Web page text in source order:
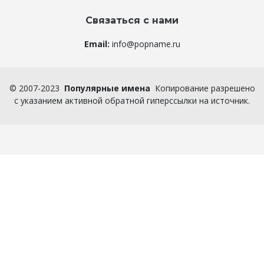
Связаться с нами
Email: info@popname.ru
© 2007-2023 Популярные имена Копирование разрешено
с указанием активной обратной гиперссылки на источник.